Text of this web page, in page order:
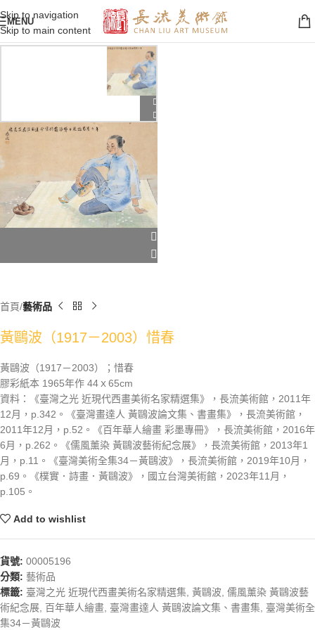
Skip to navigation
Skip to main content
MENU
首頁 藝術品
黃鷗波（1917－2003）惜春
黃鷗波（1917－2003）；惜春
膠彩紙本 1965年作 44ｘ65cm
資料：《臺灣之光 近現代西畫美術名家精選集》，長流美術館，2011年
12月，p.342。《臺灣畫達人 黃鷗波論文集、書畫集》，長流美術館，
2011年12月，p.52。《百年華人繪畫 彩墨專冊》，長流美術館，2016年
6月，p.262。《儒風薰染 黃鷗波藝術紀念展》，長流美術館，2013年1
月，p.11。《臺灣美術全集34－黃鷗波》，長流美術館，2019年10月，
p.69。《樸實．詩畫．黃鷗波》，國立台灣美術館，2023年11月，
p.105。
Add to wishlist
貨號: 00005196
分類: 藝術品
標籤: 臺灣之光 近現代西畫美術名家精選集 黃鷗波 儒風薰染 黃鷗波藝
術紀念展 百年華人繪畫 臺灣畫達人 黃鷗波論文集、書畫集 臺灣美術全
集34－黃鷗波